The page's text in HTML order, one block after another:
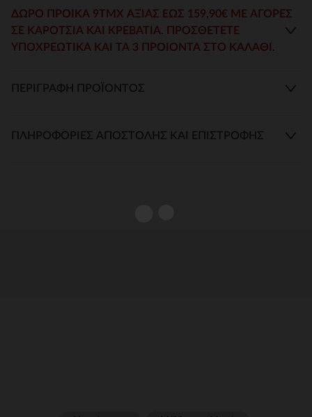
ΔΏΡΟ ΠΡΟΊΚΑ 9ΤΜΧ ΑΞΊΑΣ ΈΩΣ 159,90€ ΜΕ ΑΓΟΡΕΣ
ΣΕ ΚΑΡΌΤΣΙΑ ΚΑΙ ΚΡΕΒΆΤΙΑ. ΠΡΟΣΘΈΤΕΤΕ
ΥΠΟΧΡΕΩΤΙΚΆ ΚΑΙ ΤΑ 3 ΠΡΟΙΌΝΤΑ ΣΤΟ ΚΑΛΆΘΙ.
ΠΕΡΙΓΡΑΦΉ ΠΡΟΪΌΝΤΟΣ
ΠΛΗΡΟΦΟΡΊΕΣ ΑΠΟΣΤΟΛΉΣ ΚΑΙ ΕΠΙΣΤΡΟΦΉΣ